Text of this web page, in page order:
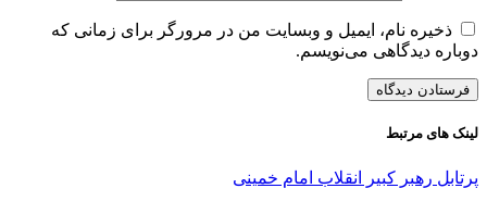
ذخیره نام، ایمیل و وبسایت من در مرورگر برای زمانی که
دوباره دیدگاهی می‌نویسم.
لینک های مرتبط
پرتابل رهبر کبیر انقلاب امام خمینی